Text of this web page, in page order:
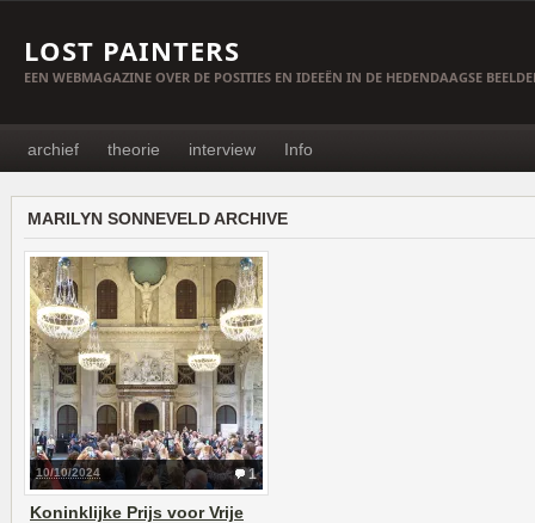
LOST PAINTERS
EEN WEBMAGAZINE OVER DE POSITIES EN IDEEËN IN DE HEDENDAAGSE
archief theorie interview Info
MARILYN SONNEVELD ARCHIVE
1
10/10/2024
Koninklijke Prijs voor Vrije